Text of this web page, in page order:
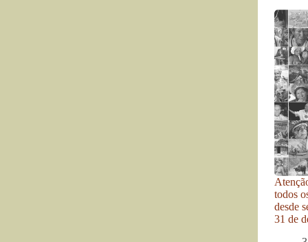
todos
desde
31 de